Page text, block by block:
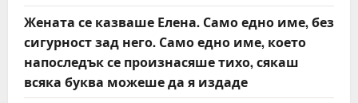
o
n
Жената се казваше Елена. Само едно име, без
сигурност зад него. Само едно име, което
напоследък се произнасяше тихо, сякаш
всяка буква можеше да я издаде